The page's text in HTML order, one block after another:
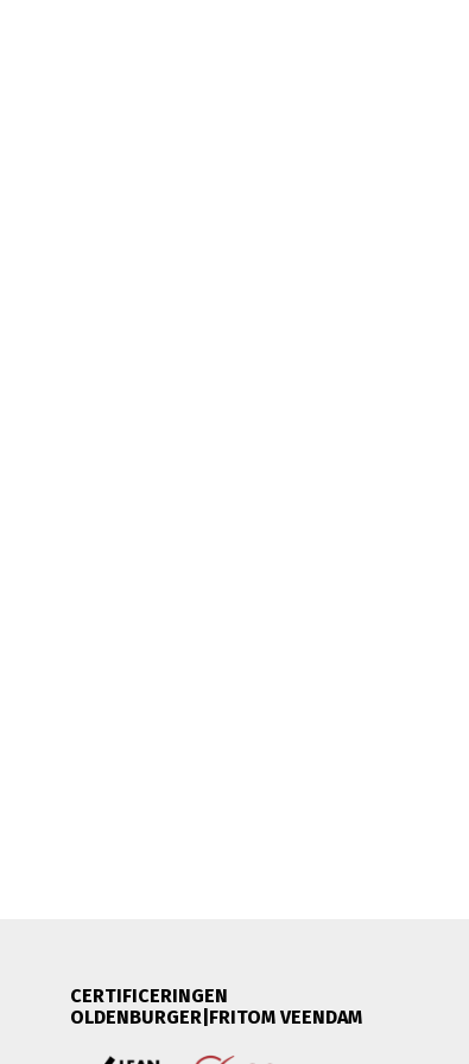
CERTIFICERINGEN
OLDENBURGER|FRITOM VEENDAM